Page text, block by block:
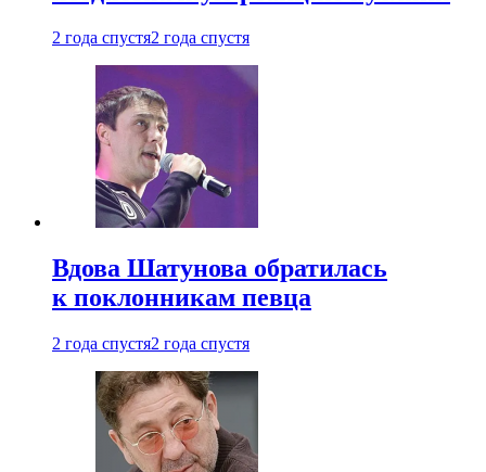
2 года спустя2 года спустя
Вдова Шатунова обратилась
к поклонникам певца
2 года спустя2 года спустя